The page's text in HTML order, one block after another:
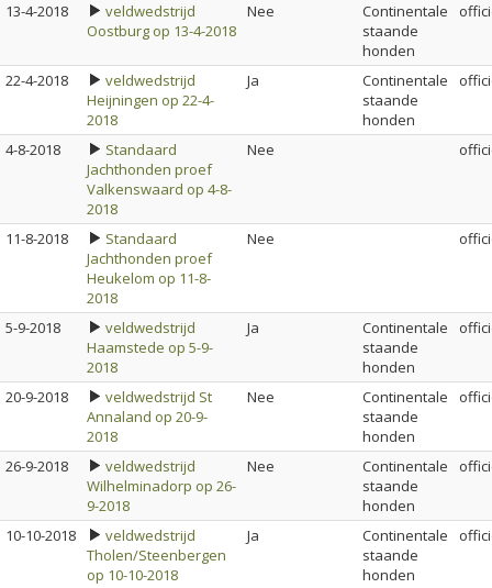
13-4-2018
veldwedstrijd
Oostburg op 13-4-2018
Nee
Continentale
staande
honden
22-4-2018
veldwedstrijd
Heijningen op 22-4-
2018
Ja
Continentale
staande
honden
4-8-2018
Standaard
Jachthonden proef
Valkenswaard op 4-8-
2018
Nee
11-8-2018
Standaard
Jachthonden proef
Heukelom op 11-8-
2018
Nee
5-9-2018
veldwedstrijd
Haamstede op 5-9-
2018
Ja
Continentale
staande
honden
20-9-2018
veldwedstrijd St
Annaland op 20-9-
2018
Nee
Continentale
staande
honden
26-9-2018
veldwedstrijd
Wilhelminadorp op 26-
9-2018
Nee
Continentale
staande
honden
10-10-2018
veldwedstrijd
Tholen/Steenbergen
op 10-10-2018
Ja
Continentale
staande
honden